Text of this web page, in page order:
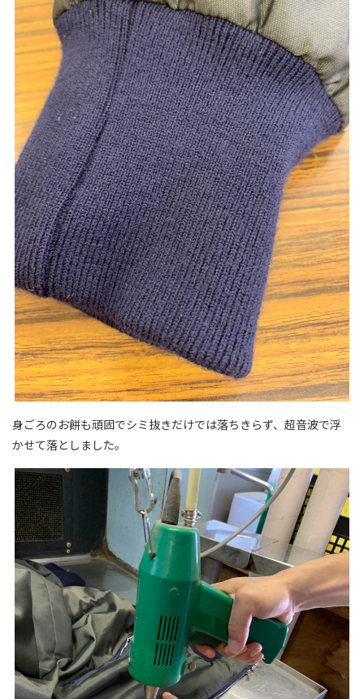
身ごろのお餅も頑固でシミ抜きだけでは落ちきらず、超音波で浮
かせて落としました。